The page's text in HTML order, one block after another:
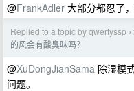
@FrankAdler 大部分都忍了
Replied to a topic by qwertyssp ›
的风会有酸臭味吗？
@XuDongJianSama 除湿模
问题。